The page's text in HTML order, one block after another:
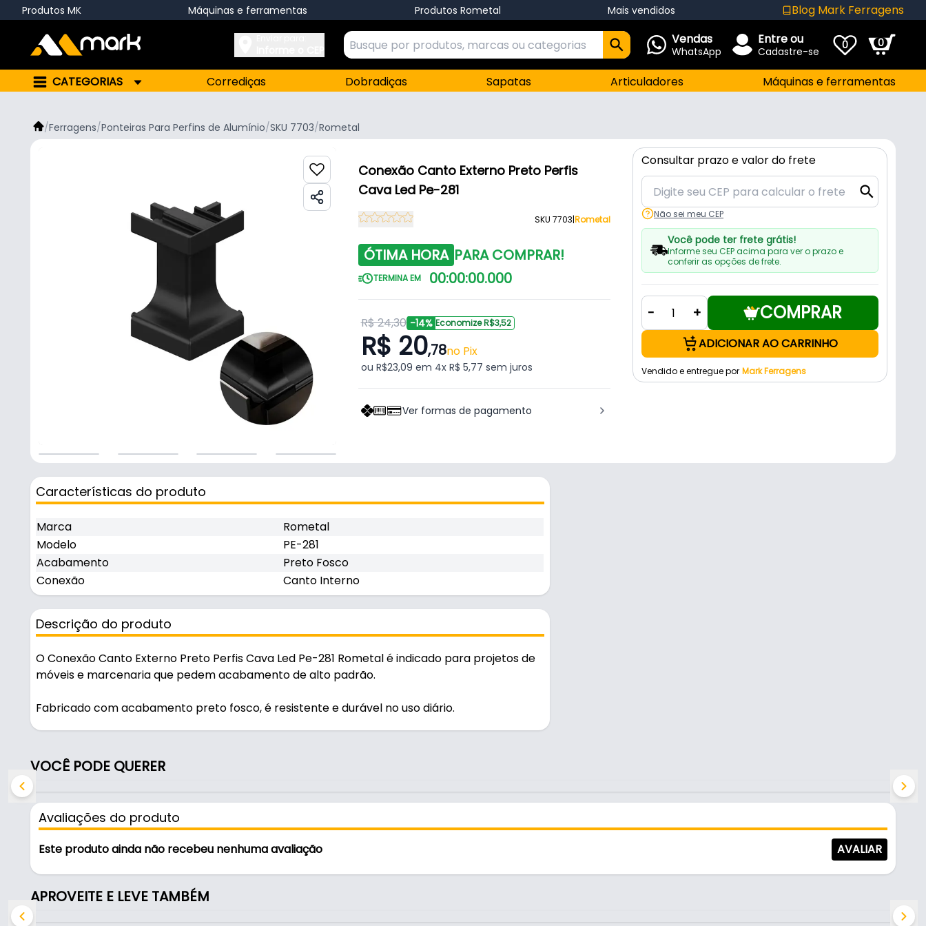
Produtos MK Máquinas e ferramentas Produtos Rometal Mais vendidos Blog Mark Ferragens
Vendas
WhatsApp
Entre ou
Cadastre-se 0 0
CATEGORIAS Corrediças Dobradiças Sapatas Articuladores Máquinas e ferramentas
/Ferragens/Ponteiras Para Perfins de Alumínio/SKU 7703/Rometal
Conexão Canto Externo Preto Perfis
Cava Led Pe-281
SKU 7703|Rometal
ÓTIMA HORA PARA COMPRAR!
TERMINA EM 00:00:00.000
R$ 24,30 -14% Economize R$3,52
R$ 20,78no Pix
ou R$23,09 em 4x R$ 5,77 sem juros
Ver formas de pagamento
Consultar prazo e valor do frete
Não sei meu CEP
Você pode ter frete grátis!
Informe seu CEP acima para ver o prazo e
conferir as opções de frete.
- + COMPRAR
ADICIONAR AO CARRINHO
Vendido e entregue por Mark Ferragens
Características do produto
Marca
Rometal
Modelo
PE-281
Acabamento
Preto Fosco
Conexão
Canto Interno
Descrição do produto
O Conexão Canto Externo Preto Perfis Cava Led Pe-281 Rometal é indicado para projetos de
móveis e marcenaria que pedem acabamento de alto padrão.
Fabricado com acabamento preto fosco, é resistente e durável no uso diário.
- Marca: Rometal
- Modelo: PE-281
- Conexão: Canto Interno
Função: Garante firmeza, alinhamento perfeito e maior durabilidade na montagem
VOCÊ PODE QUERER
Avaliações do produto
Este produto ainda não recebeu nenhuma avaliação AVALIAR
APROVEITE E LEVE TAMBÉM